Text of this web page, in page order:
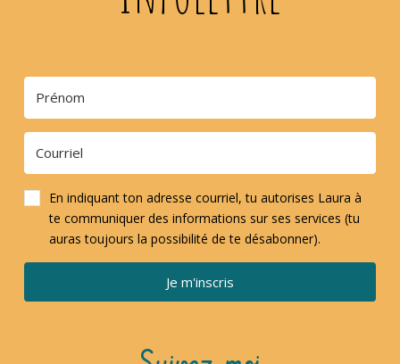
En indiquant ton adresse courriel, tu autorises Laura à
te communiquer des informations sur ses services (tu
auras toujours la possibilité de te désabonner).
Je m'inscris